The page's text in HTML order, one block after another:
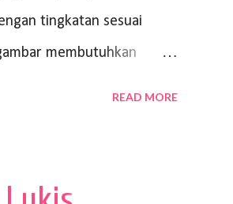
tingkatan sesuai
membutuhkan
READ MORE